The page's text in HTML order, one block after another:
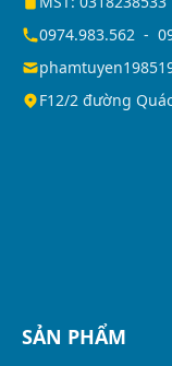
0974.983.562 -
F12/2 đường
SẢN PHẨM